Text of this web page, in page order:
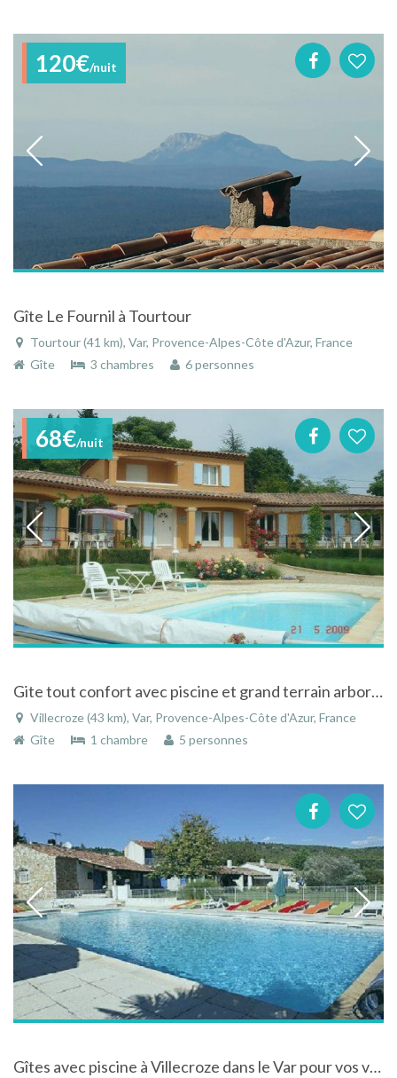
120€/nuit
Gîte Le Fournil à Tourtour
Tourtour (41 km), Var, Provence-Alpes-Côte d'Azur, France
Gîte
3 chambres 6 personnes
68€/nuit
Gite tout confort avec piscine et grand terrain arboré, avec parking, proche des gorges du Verdon,
Villecroze (43 km), Var, Provence-Alpes-Côte d'Azur, France
Gîte
1 chambre 5 personnes
Gîtes avec piscine à Villecroze dans le Var pour vos vacances en Provence